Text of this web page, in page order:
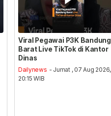
Viral Pegawai P3K Bandung
Barat Live TikTok di Kantor
Dinas
Dailynews - Jumat , 07 Aug 2026,
20:15 WIB